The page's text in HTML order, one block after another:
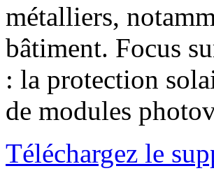
métalliers,
bâtiment. Focus
: la protection
de modules
Téléchargez le